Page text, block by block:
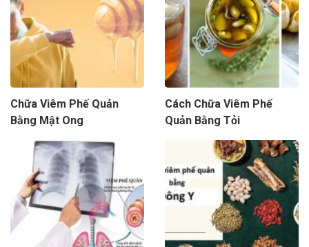
Chữa Viêm Phế Quản
Bằng Mật Ong
Cách Chữa Viêm Phế
Quản Bằng Tỏi